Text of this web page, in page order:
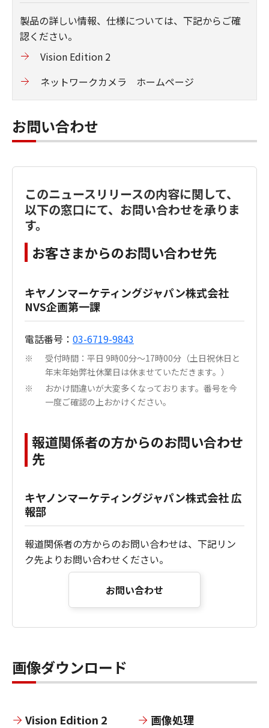
製品の詳しい情報、仕様については、下記からご確
認ください。
Vision Edition 2
ネットワークカメラ ホームページ
お問い合わせ
このニュースリリースの内容に関して、
以下の窓口にて、お問い合わせを承りま
す。
お客さまからのお問い合わせ先
キヤノンマーケティングジャパン株式会社
NVS企画第一課
電話番号： 03-6719-9843
※
受付時間：平日 9時00分～17時00分（土日祝休日と
年末年始弊社休業日は休ませていただきます。）
※
おかけ間違いが大変多くなっております。番号を今
一度ご確認の上おかけください。
報道関係者の方からのお問い合わせ
先
キヤノンマーケティングジャパン株式会社 広
報部
報道関係者の方からのお問い合わせは、下記リン
ク先よりお問い合わせください。
お問い合わせ
画像ダウンロード
Vision Edition 2 画像処理